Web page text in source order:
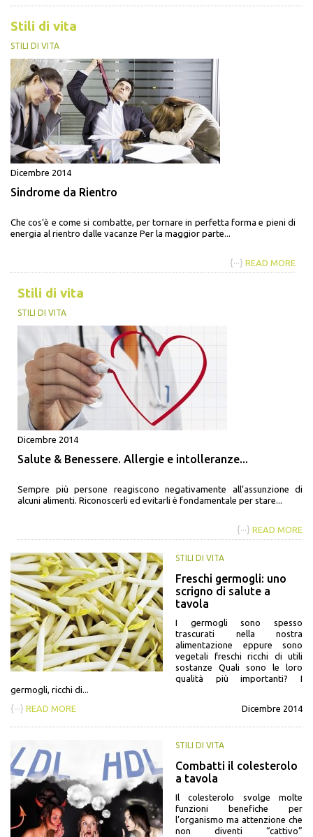
Stili di vita
STILI DI VITA
Dicembre 2014
Sindrome da Rientro
Che cos’è e come si combatte, per tornare in perfetta forma e pieni di
energia al rientro dalle vacanze Per la maggior parte...
{···} READ MORE
Stili di vita
STILI DI VITA
Dicembre 2014
Salute & Benessere. Allergie e intolleranze...
Sempre più persone reagiscono negativamente all’assunzione di
alcuni alimenti. Riconoscerli ed evitarli è fondamentale per stare...
{···} READ MORE
STILI DI VITA
Freschi germogli: uno
scrigno di salute a
tavola
I germogli sono spesso
trascurati nella nostra
alimentazione eppure sono
vegetali freschi ricchi di utili
sostanze Quali sono le loro
qualità più importanti? I
germogli, ricchi di...
{···} READ MORE Dicembre 2014
STILI DI VITA
Combatti il colesterolo
a tavola
Il colesterolo svolge molte
funzioni benefiche per
l’organismo ma attenzione che
non diventi “cattivo”